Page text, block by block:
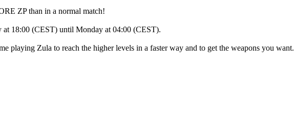
ZP than in a normal match!
18:00 (CEST) until Monday at 04:00 (CEST).
playing Zula to reach the higher levels in a faster way and to get the weapons you want.